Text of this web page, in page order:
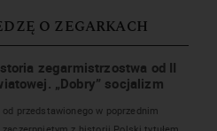
O ZEGARKACH
zegarmistrzostwa od II
„Dobry” socjalizm
przedstawionego w poprzednim